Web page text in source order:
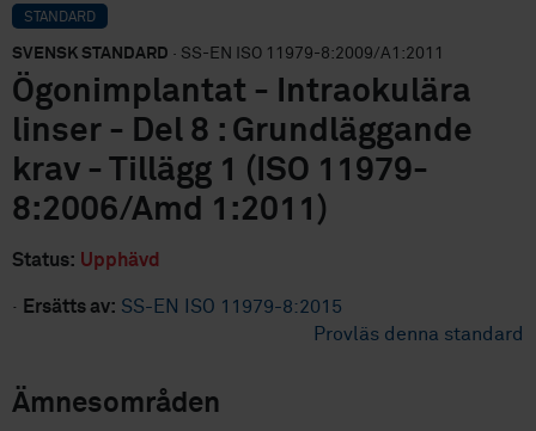
STANDARD
SVENSK STANDARD · SS-EN ISO 11979-8:2009/A1:2011
Ögonimplantat - Intraokulära
linser - Del 8 : Grundläggande
krav - Tillägg 1 (ISO 11979-
8:2006/Amd 1:2011)
Status: Upphävd
· Ersätts av: SS-EN ISO 11979-8:2015
Provläs denna standard
Ämnesområden